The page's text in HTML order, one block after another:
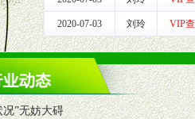
品手册、妈妈手册、VI手册、专柜、
持
，为代理商、经销商提供活动策划，
、杂志、直销目录等全国性投放，扩
、杂志、直销目录等全国性投放，扩
2020-07-03 刘玲 VIP
”无妨大碍